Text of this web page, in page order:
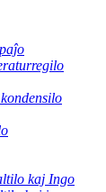
kaj Ingo